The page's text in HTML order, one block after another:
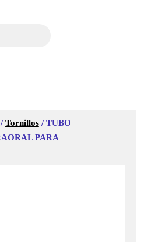
/Tornillos/ TUBO
PARA